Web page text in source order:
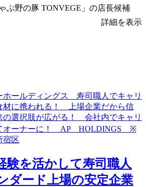
ぶ野の豚 TONVEGE」の店長候補
詳細を表示
験を活かして寿司職人
ダード上場の安定企業